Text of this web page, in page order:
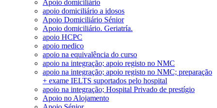
Apoio domiciliário
apoio domiciliário a idosos
Apoio Domiciliário Sénior
Apoio domiciliário. Geriatría.
apoio HCPC
apoio medico
apoio na equivalência do curso
apoio na integração; apoio registo no NMC
apoio na integração; apoio registo no NMC; preparação
+ exame IELTS suportados pelo hospital
apoio na integração; Hospital Privado de prestígio
Apoio no Alojamento